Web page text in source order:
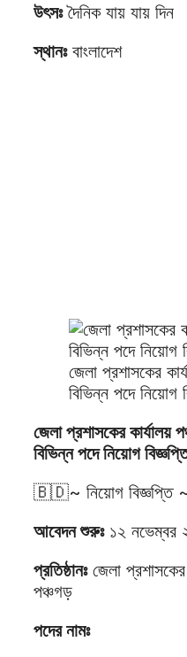
উৎসঃদৈনিক যায় যায় দিন
স্থানঃবাংলাদেশ
জেলা প্রশাসকের
বিভিন্ন পদে নিয়োগ
জেলা প্রশাসকের কার্যালয়
বিভিন্ন পদে নিয়োগ
🇧🇩~ নিয়োগ
আবেদন শুরুঃ১২ নভেম্বর
প্রতিষ্ঠানঃজেলা প্রশাসকের
পঞ্চগড়
পদের নামঃ